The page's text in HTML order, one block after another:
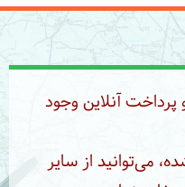
از گشتهای اختیاری پخارا
به سوی کاتماندو پرواز
اقامت‌مان در محله تامل
= کاتماندوآنلاین وجود
می‌توانید از سایر